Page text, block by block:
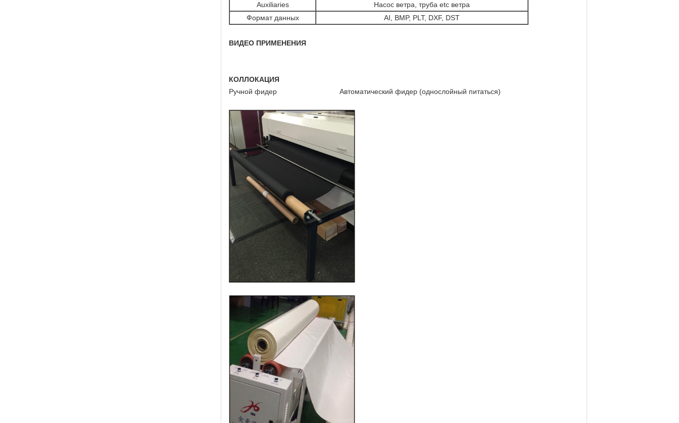
Auxiliaries
Насос ветра, труба etc ветра
Формат данных
AI, BMP, PLT, DXF, DST
ВИДЕО ПРИМЕНЕНИЯ
КОЛЛОКАЦИЯ
Ручной фидер Автоматический фидер (однослойный питаться)